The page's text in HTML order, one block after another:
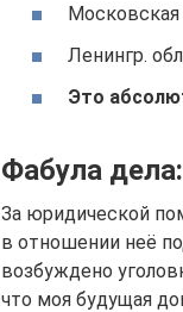
Ленингр.
Это
Фабула дела:
За юридической
в отношении неё
возбуждено
что моя будущая